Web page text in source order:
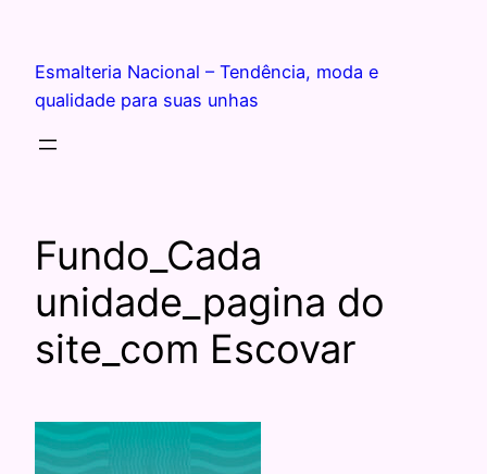
Esmalteria Nacional – Tendência, moda e
qualidade para suas unhas
Fundo_Cada
unidade_pagina do
site_com Escovar